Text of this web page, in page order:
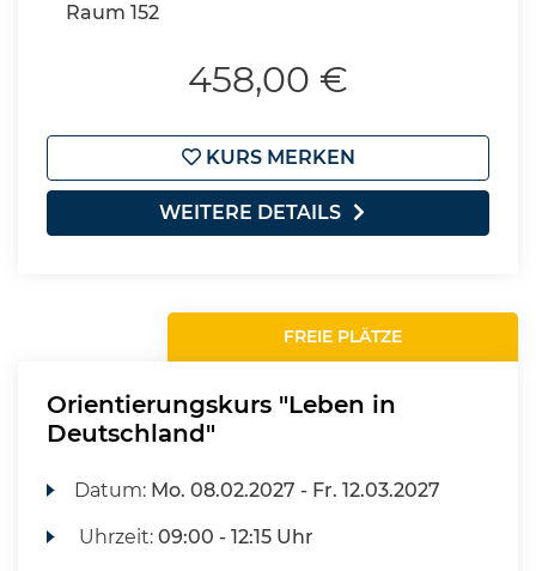
Raum 152
458,00 €
KURS MERKEN
WEITERE DETAILS
FREIE PLÄTZE
Orientierungskurs "Leben in
Deutschland"
Datum: Mo. 08.02.2027 - Fr. 12.03.2027
Uhrzeit:09:00 - 12:15 Uhr